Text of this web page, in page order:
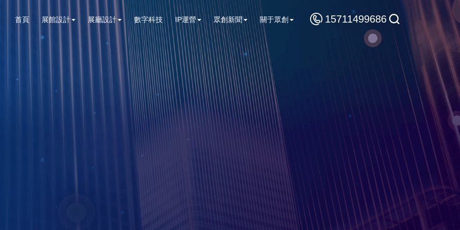
首頁 展館設計 展廳設計 數字科技 IP運營 眾創新聞 關于眾創 15711499686